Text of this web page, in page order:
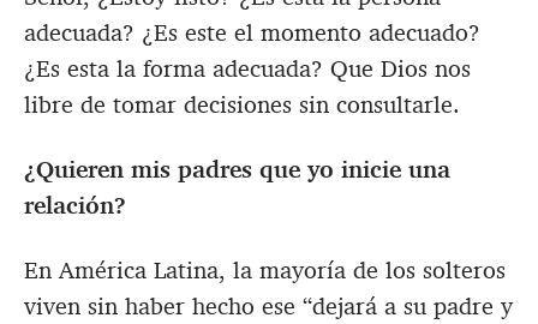
adecuada? ¿Es este el momento adecuado?
¿Es esta la forma adecuada? Que Dios nos
libre de tomar decisiones sin consultarle.
¿Quieren mis padres que yo inicie una
relación?
En América Latina, la mayoría de los solteros
viven sin haber hecho ese “dejará a su padre y